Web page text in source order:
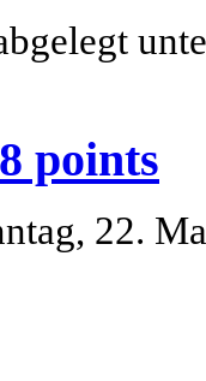
points
22.